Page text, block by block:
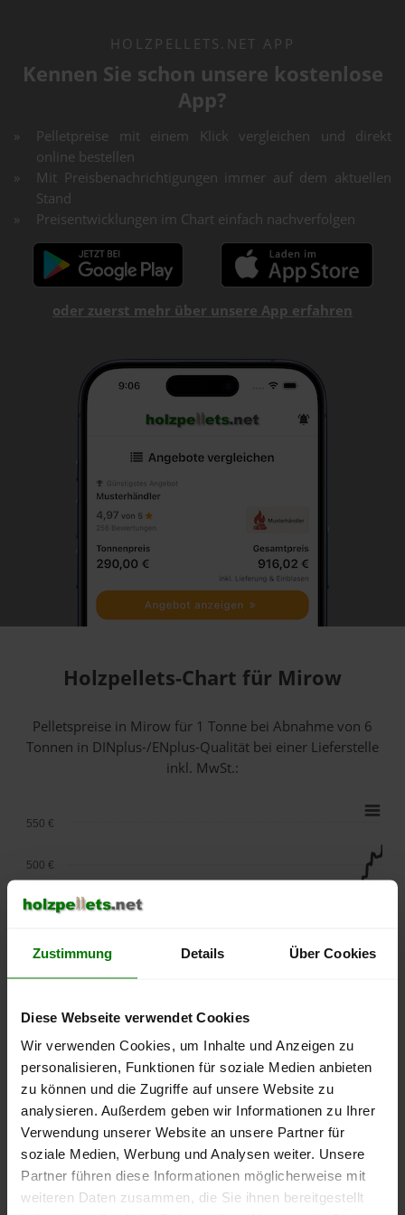
Zustimmung Details Über Cookies
Diese Webseite verwendet Cookies
Wir verwenden Cookies, um Inhalte und Anzeigen zu
personalisieren, Funktionen für soziale Medien anbieten
zu können und die Zugriffe auf unsere Website zu
analysieren. Außerdem geben wir Informationen zu Ihrer
Verwendung unserer Website an unsere Partner für
soziale Medien, Werbung und Analysen weiter. Unsere
Partner führen diese Informationen möglicherweise mit
weiteren Daten zusammen, die Sie ihnen bereitgestellt
HOLZPELLETS.NET APP
Kennen Sie schon unsere kostenlose
App?
Pelletpreise mit einem Klick vergleichen und direkt
online bestellen
Mit Preisbenachrichtigungen immer auf dem aktuellen
Stand
Preisentwicklungen im Chart einfach nachverfolgen
oder zuerst mehr über unsere App erfahren
Holzpellets-Chart für Mirow
Pelletspreise in Mirow für 1 Tonne bei Abnahmevon 6
Tonnen in DINplus-/ENplus-Qualität bei einer Lieferstelle
inkl. MwSt.:
lose Ware Sackware
September
Januar
Mai
250 €
400 €
450 €
500 €
550 €
Die aktuelle Preisentwicklung für Holzpellets in Deutschland
können Sie jederzeit auf unsererPelletspreise-Seite
nachvollziehen.